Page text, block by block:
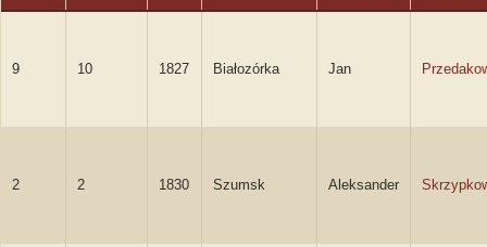
9 10 1827 Białozórka Jan
2 2 1830 Szumsk Aleksander